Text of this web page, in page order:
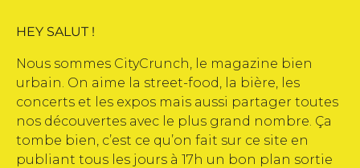
HEY SALUT !
Nous sommes CityCrunch, le magazine bien
urbain. On aime la street-food, la bière, les
concerts et les expos mais aussi partager toutes
nos découvertes avec le plus grand nombre. Ça
tombe bien, c’est ce qu’on fait sur ce site en
publiant tous les jours à 17h un bon plan sortie